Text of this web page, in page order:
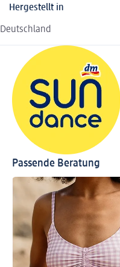
Hergestellt in
Deutschland
Passende Beratung